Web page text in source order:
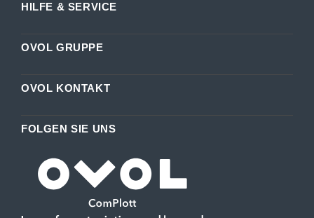
HILFE & SERVICE
OVOL GRUPPE
OVOL KONTAKT
FOLGEN SIE UNS